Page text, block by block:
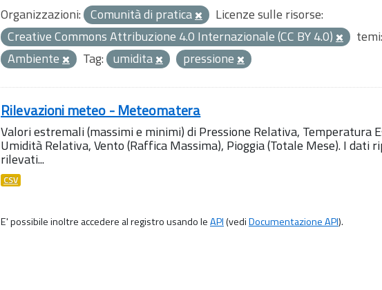
Organizzazioni: Comunità di pratica
Licenze sulle risorse:
Creative Commons Attribuzione 4.0 Internazionale (CC BY 4.0)
temi:
Ambiente
Tag: umidita pressione
Rilevazioni meteo - Meteomatera
Valori estremali (massimi e minimi) di Pressione Relativa, Temperatura
Umidità Relativa, Vento (Raffica Massima), Pioggia (Totale Mese). I dati
rilevati...
CSV
E' possibile inoltre accedere al registro usando leAPI(vediDocumentazione API).